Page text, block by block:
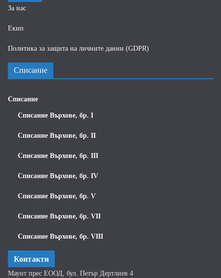
За нас
Екип
Политика за защита на личните данни (GDPR)
Списание
Списание
Списание Върхове, бр. I
Списание Върхове, бр. II
Списание Върхове, бр. III
Списание Върхове, бр. IV
Списание Върхове, бр. V
Списание Върхове, бр. VII
Списание Върхове, бр. VIII
Контакти
Маунт прес ЕООД, бул. Петър Дертлиев 4